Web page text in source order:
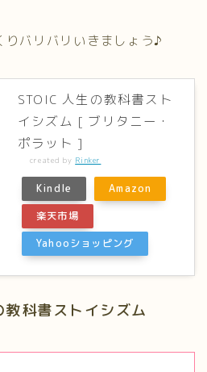
バリバリいきましょう♪
STOIC 人生の教科書スト
イシズム [ ブリタニー・
ポラット ]
created by Rinker
Kindle
Amazon
楽天市場
Yahooショッピング
科書ストイシズム